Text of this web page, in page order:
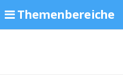
Themenbereiche